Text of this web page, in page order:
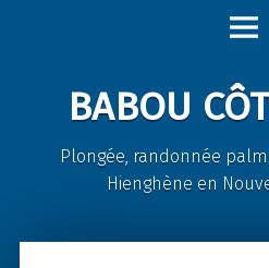
navigation
BABOU
Plongée, randonnée
Hienghène en